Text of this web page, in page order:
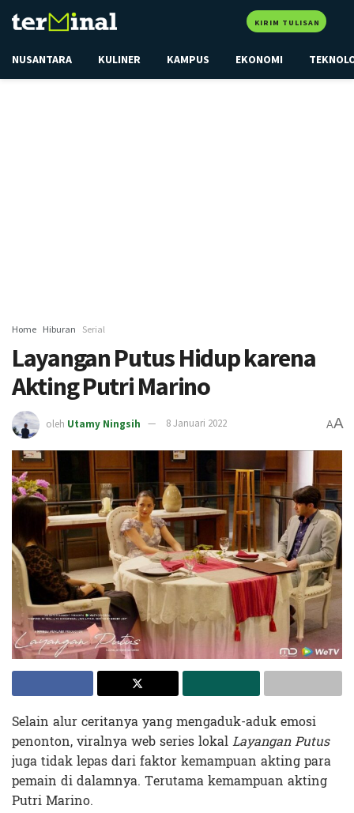
KIRIM TULISAN
NUSANTARA KULINER KAMPUS EKONOMI
Home Hiburan Serial
Layangan Putus Hidup karena
Akting Putri Marino
oleh Utamy Ningsih 8 Januari 2022 AA
Selain alur ceritanya yang mengaduk-aduk emosi
penonton, viralnya web series lokalLayangan Putus
juga tidak lepas dari faktor kemampuan akting para
pemain di dalamnya. Terutama kemampuan akting
Putri Marino.